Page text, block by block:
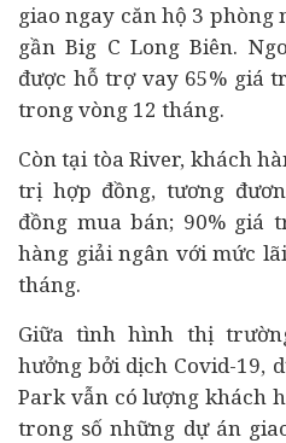
giao ngay căn hộ 3 phòng
gần Big C Long Biên.
được hỗ trợ vay 65% giá
trong vòng 12 tháng.
Còn tại tòa River, khách
trị hợp đồng, tương
đồng mua bán; 90% giá
hàng giải ngân với mức
tháng.
Giữa tình hình thị
hưởng bởi dịch Covid-19,
Park vẫn có lượng khách
trong số những dự án